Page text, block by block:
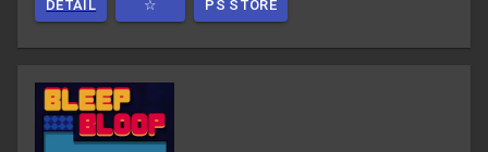
DÉTAIL ☆ PS STORE